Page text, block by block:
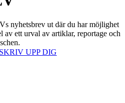
nyhetsbrev ut där du har möjlighet
av ett urval av artiklar, reportage och
SKRIV UPP DIG